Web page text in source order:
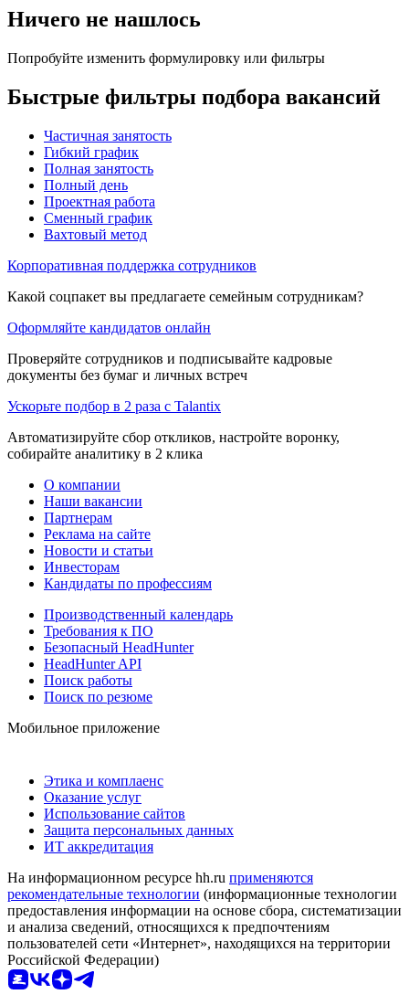
Ничего не нашлось
Попробуйте изменить формулировку или фильтры
Быстрые фильтры подбора вакансий
Частичная занятость
Гибкий график
Полная занятость
Полный день
Проектная работа
Сменный график
Вахтовый метод
Корпоративная поддержка сотрудников
Какой соцпакет вы предлагаете семейным сотрудникам?
Оформляйте кандидатов онлайн
Проверяйте сотрудников и подписывайте кадровые
документы без бумаг и личных встреч
Ускорьте подбор в 2 раза с Talantix
Автоматизируйте сбор откликов, настройте воронку,
собирайте аналитику в 2 клика
О компании
Наши вакансии
Партнерам
Реклама на сайте
Новости и статьи
Инвесторам
Кандидаты по профессиям
Производственный календарь
Требования к ПО
Безопасный HeadHunter
HeadHunter API
Поиск работы
Поиск по резюме
Мобильное приложение
Этика и комплаенс
Оказание услуг
Использование сайтов
Защита персональных данных
ИТ аккредитация
На информационном ресурсе hh.ru применяются
рекомендательные технологии (информационные технологии
предоставления информации на основе сбора, систематизации
и анализа сведений, относящихся к предпочтениям
пользователей сети «Интернет», находящихся на территории
Российской Федерации)